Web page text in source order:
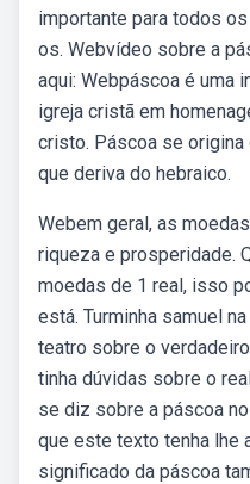
importante para todos
os. Webvídeo sobre a
aqui: Webpáscoa é uma
igreja cristã em
cristo. Páscoa se origina
que deriva do hebraico.
Webem geral, as
riqueza e prosperidade.
moedas de 1 real, isso
está. Turminha samuel
teatro sobre o
tinha dúvidas sobre o
se diz sobre a páscoa
que este texto tenha lhe
significado da páscoa